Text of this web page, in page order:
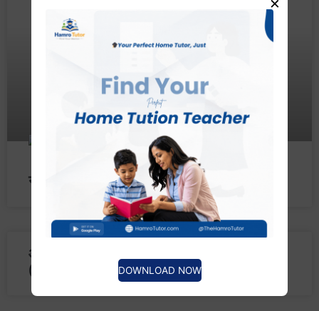
नयाँ समसामयिक जानकारी – २०८० माघ १७
आधारभूत तह (प्रा.वि. र नि.मा.वि.) – Notes
(PDF)
DOWNLOAD NOW